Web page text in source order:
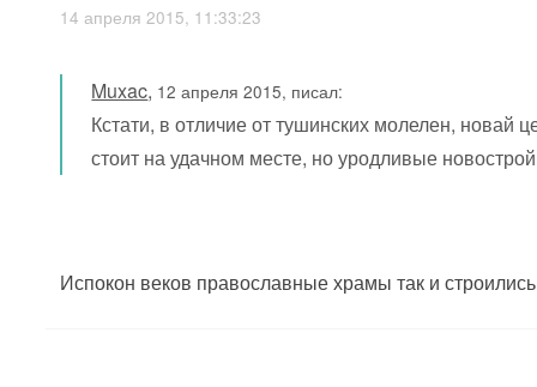
14 апреля 2015, 11:33:23
Muxac, 12 апреля 2015, писал:
Кстати, в отличие от тушинских молелен, новай
стоит на удачном месте, но уродливые
Испокон веков православные храмы так и